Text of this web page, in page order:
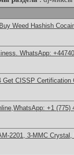
Weed Hashish
WhatsApp:
Get CISSP
+1 (775)
2201, 3-MMC